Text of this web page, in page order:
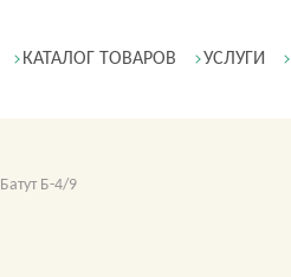
КАТАЛОГ ТОВАРОВ УСЛУГИ
Батут Б-4/9